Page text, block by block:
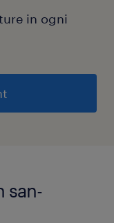
in ogni
san-